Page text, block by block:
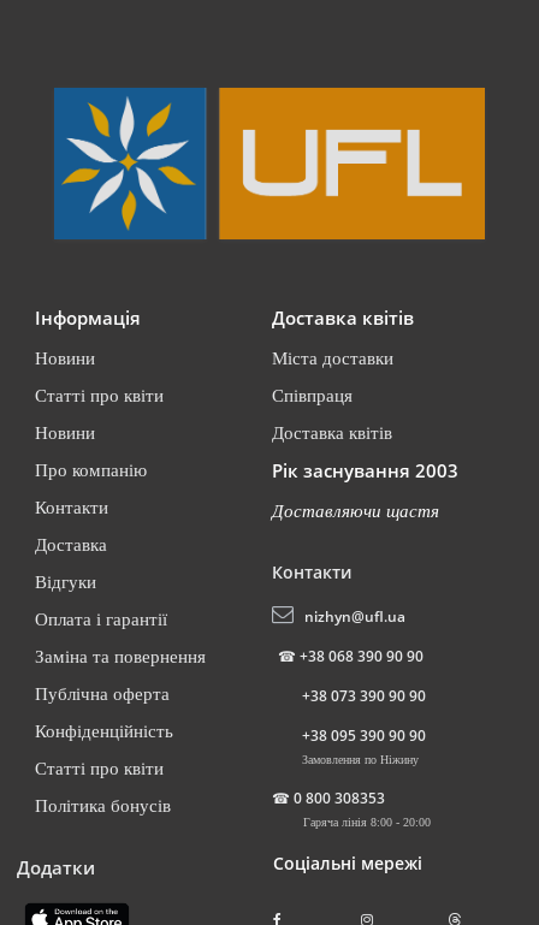
Інформація
Новини
Статті про квіти
Новини
Про компанію
Контакти
Доставка
Відгуки
Оплата і гарантії
Заміна та повернення
Публічна оферта
Конфіденційність
Статті про квіти
Політика бонусів
Додатки
Доставка квітів
Міста доставки
Співпраця
Доставка квітів
Рік заснування 2003
Доставляючи щастя
Контакти
nizhyn@ufl.ua
☎ +38 068 390 90 90
+38 073 390 90 90
+38 095 390 90 90
Замовлення по Ніжину
☎ 0 800 308353
Гаряча лінія 8:00 - 20:00
Соціальні мережі